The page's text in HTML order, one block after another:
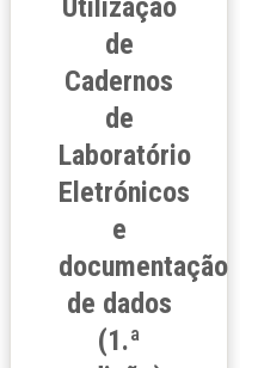
Utilização
de
Cadernos
de
Laboratório
Eletrónicos
e
documentação
de dados
(1.ª